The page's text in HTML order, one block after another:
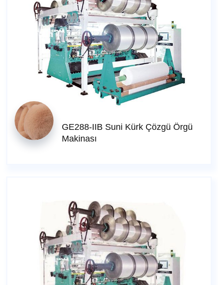
GE288-IIB Suni Kürk Çözgü Örgü
Makinası